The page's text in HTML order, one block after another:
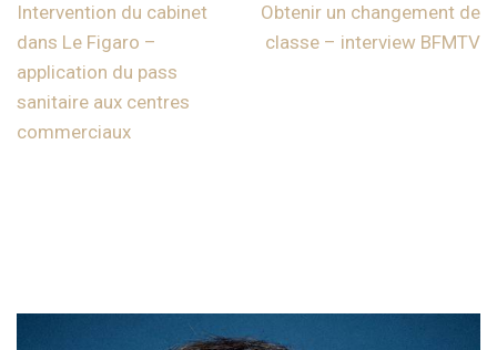
Intervention du cabinet
dans Le Figaro –
application du pass
sanitaire aux centres
commerciaux
Obtenir un changement de
classe – interview BFMTV